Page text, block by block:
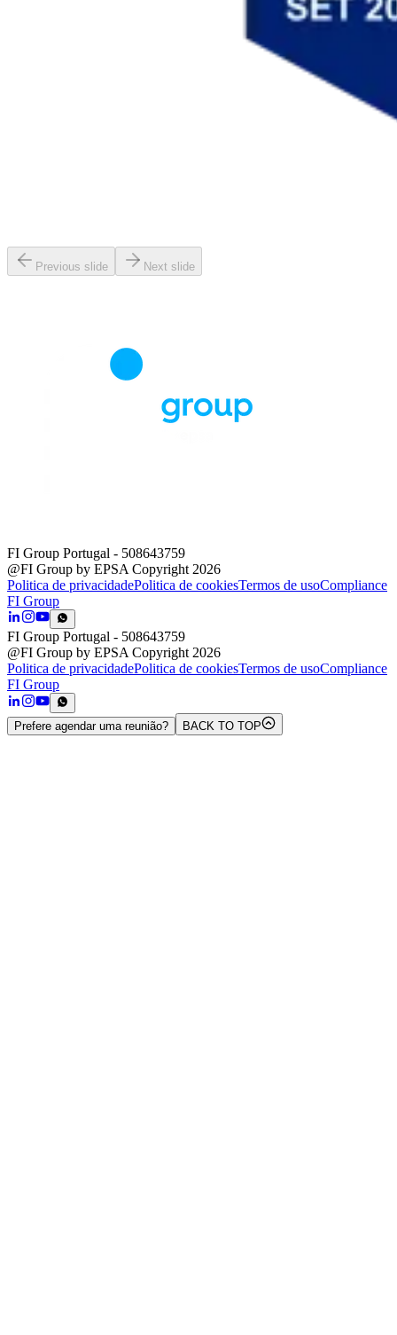
Previous slide Next slide
FI Group Portugal - 508643759
@FI Group by EPSA Copyright 2026
Politica de privacidadePolitica de cookiesTermos de usoCompliance
FI Group
FI Group Portugal - 508643759
@FI Group by EPSA Copyright 2026
Politica de privacidadePolitica de cookiesTermos de usoCompliance
FI Group
Prefere agendar uma reunião? BACK TO TOP